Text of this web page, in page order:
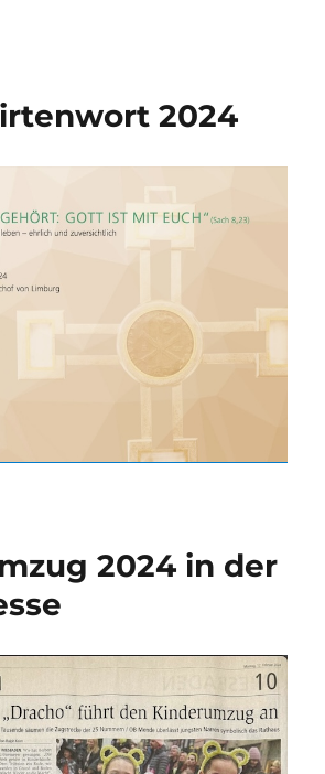
2024
2024 in der